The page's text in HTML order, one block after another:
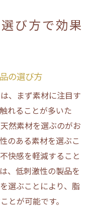
湿ケアの重要性
すすめの成分
アで健康的な体
行動とは
るための食生活の
クスさせる方法
脂肪冷却後の運動
び方で効果
の選び方
、まず素材に注目す
れることが多いた
然素材を選ぶのがお
のある素材を選ぶこ
快感を軽減すること
、低刺激性の製品を
選ぶことにより、脂
とが可能です。